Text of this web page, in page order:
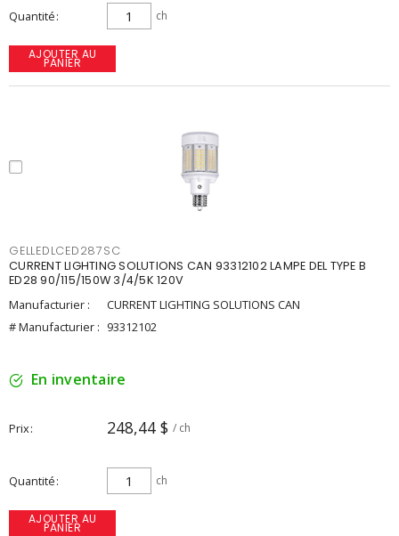
Quantité ch
AJOUTER AU
PANIER
GELLEDLCED287SC
CURRENT LIGHTING SOLUTIONS CAN 93312102 LAMPE DEL TYPE B
ED28 90/115/150W 3/4/5K 120V
Manufacturier :
CURRENT LIGHTING SOLUTIONS CAN
# Manufacturier : 93312102
En inventaire
Prix 248,44 $ / ch
Quantité ch
AJOUTER AU
PANIER